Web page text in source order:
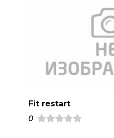
Fit restart
0